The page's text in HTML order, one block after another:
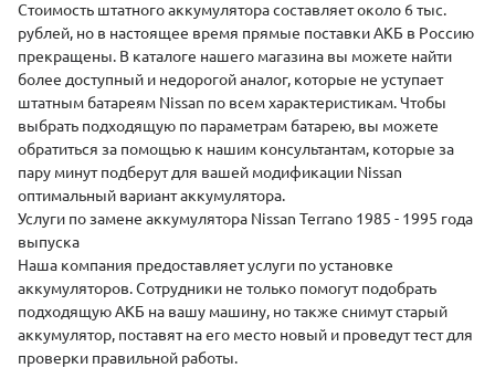
Стоимость штатного аккумулятора составляет около 6 тыс.
рублей, но в настоящее время прямые поставки АКБ в Россию
прекращены. В каталоге нашего магазина вы можете найти
более доступный и недорогой аналог, которые не уступает
штатным батареям Nissan по всем характеристикам. Чтобы
выбрать подходящую по параметрам батарею, вы можете
обратиться за помощью к нашим консультантам, которые за
пару минут подберут для вашей модификации Nissan
оптимальный вариант аккумулятора.
Услуги по замене аккумулятора Nissan Terrano 1985 - 1995 года
выпуска
Наша компания предоставляетуслуги по установке
аккумуляторов. Сотрудники не только помогут подобрать
подходящую АКБ на вашу машину, но также снимут старый
аккумулятор, поставят на его место новый и проведут тест для
проверки правильной работы.